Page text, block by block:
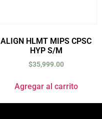
ALIGN HLMT MIPS CPSC
HYP S/M
$35,999.00
Agregar al carrito